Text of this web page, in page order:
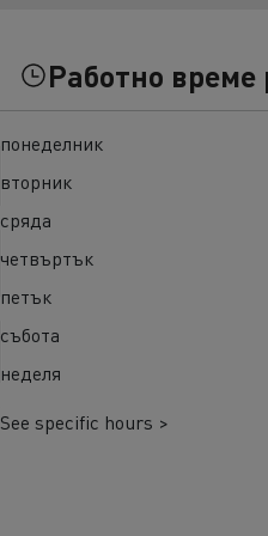
Работно време
понеделник
вторник
сряда
четвъртък
петък
събота
неделя
See specific hours >